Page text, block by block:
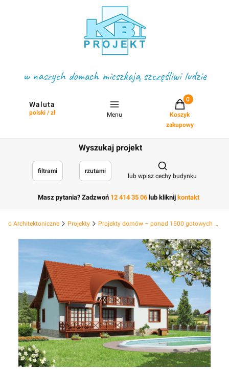
w naszych domach mieszkają szczęśliwi ludzie
Waluta
polski / zł Menu
Projekty w
Koszyk
zakupowy
Wyszukaj projekt
filtrami rzutami
Otwórz
lub wpisz cechy budynku
Masz pytania? Zadzwoń 12 414 35 06 lub kliknij kontakt
Architektoniczne Projekty Projekty domów – ponad 1500 gotowych projektów